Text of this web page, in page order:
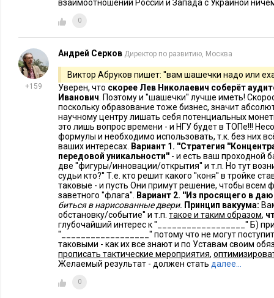
взаимоотношений России и Запада с Украиной
0
+159
Андрей Серков Директор по развитию, Москва
Виктор Абруков пишет: ''вам шашечки надо или
Уверен, что скорее Лев Николаевич соберёт
Иванович . Поэтому и ''шашечки'' лучше иметь!
поскольку образование тоже бизнес, значит
научному центру лишать себя потенциальных
это лишь вопрос времени - и НГУ будет в ТОПе!!!
формулы и необходимо использовать, т.к. без них
ваших интересах. Вариант 1. ''Стратегия
передовой уникальности'' - и есть ваш проходной
две ''фигуры/инновации/открытия'' и т.п. Но тут
судьи кто?'' Т.е. кто решит какого ''коня'' в тройке
таковые - и пусть Они примут решение, чтобы всем
заветного ''флага''.
Вариант 2. ''Из просящего в
биться в нарисованные двери. Принцип вакуума:
обстановку/событие'' и т.п. такое и таким образом,
глубочайший интерес к ''__________________'' Б)
''__________________'' потому что не могут
таковыми - как их все знают и по Уставам своим
прописать тактические мероприятия,
Желаемый результат - должен стать далее…
0